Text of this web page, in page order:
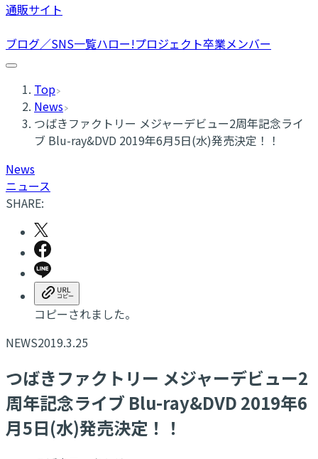
通販サイト
ブログ／SNS一覧ハロー!プロジェクト卒業メンバー
Top
News
つばきファクトリー メジャーデビュー2周年記念ライ
ブ Blu-ray&DVD 2019年6月5日(水)発売決定！！
News
ニュース
SHARE:
コピーされました。
NEWS2019.3.25
つばきファクトリー メジャーデビュー2
周年記念ライブ Blu-ray&DVD 2019年6
月5日(水)発売決定！！